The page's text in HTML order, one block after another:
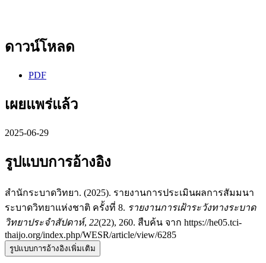
ดาวน์โหลด
PDF
เผยแพร่แล้ว
2025-06-29
รูปแบบการอ้างอิง
สำนักระบาดวิทยา. (2025). รายงานการประเมินผลการสัมมนา
ระบาดวิทยาแห่งชาติ ครั้งที่ 8. รายงานการเฝ้าระวังทางระบาด
วิทยาประจำสัปดาห์, 22(22), 260. สืบค้น จาก https://he05.tci-
thaijo.org/index.php/WESR/article/view/6285
รูปแบบการอ้างอิงเพิ่มเติม